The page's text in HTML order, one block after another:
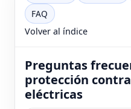
FAQ
Volver al índice
Preguntas
protección
eléctricas